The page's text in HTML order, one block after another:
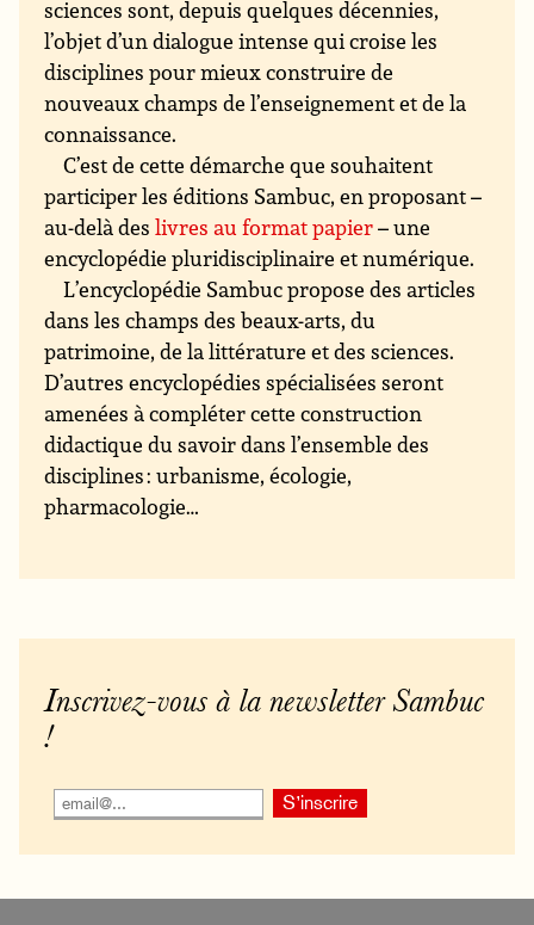
sciences sont, depuis quelques décennies,
l’objet d’un dialogue intense qui croise les
disciplines pour mieux construire de
nouveaux champs de l’enseignement et de la
connaissance.
C’est de cette démarche que souhaitent
participer les éditions Sambuc, en proposant –
au-delà deslivres au format papier– une
encyclopédie pluridisciplinaire et numérique.
L’encyclopédie Sambuc propose des articles
dans les champs des beaux-arts, du
patrimoine, de la littérature et des sciences.
D’autres encyclopédies spécialisées seront
amenées à compléter cette construction
didactique du savoir dans l’ensemble des
disciplines : urbanisme, écologie,
pharmacologie…
Inscrivez-vous à la newsletter Sambuc
!